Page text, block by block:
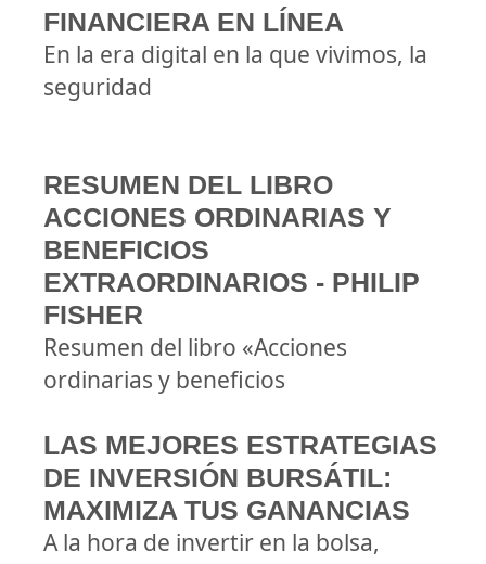
FINANCIERA EN LÍNEA
En la era digital en la que vivimos, la
seguridad
RESUMEN DEL LIBRO
ACCIONES ORDINARIAS Y
BENEFICIOS
EXTRAORDINARIOS - PHILIP
FISHER
Resumen del libro «Acciones
ordinarias y beneficios
LAS MEJORES ESTRATEGIAS
DE INVERSIÓN BURSÁTIL:
MAXIMIZA TUS GANANCIAS
A la hora de invertir en la bolsa,